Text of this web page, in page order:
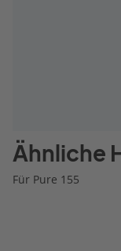
Ähnliche
Für Pure 155